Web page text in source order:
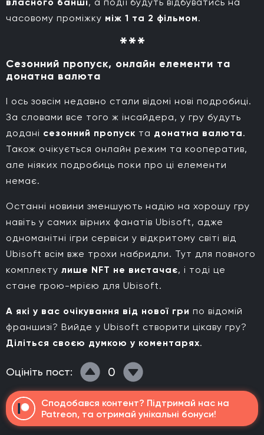
часовому проміжку між 1 та 2 фільмом.
Сезонний пропуск, онлайн елементи та
донатна валюта
І ось зовсім недавно стали відомі нові подробиці.
За словами все того ж інсайдера, у гру будуть
додані сезонний пропуск та донатна валюта.
Також очікується онлайн режим та кооператив,
але ніяких подробиць поки про ці елементи
немає.
Останні новини зменшують надію на хорошу гру
навіть у самих вірних фанатів Ubisoft, адже
одноманітні ігри сервіси у відкритому світі від
Ubisoft всім вже трохи набридли. Тут для повного
комплекту лише NFT не вистачає, і тоді це
стане грою-мрією для Ubisoft.
А які у вас очікування від нової гри по відомій
франшизі? Вийде у Ubisoft створити цікаву гру?
Діліться своєю думкою у коментарях.
Оцініть пост: 0
Сподобався контент? Підтримай нас на
Patreon, та отримай унікальні бонуси!